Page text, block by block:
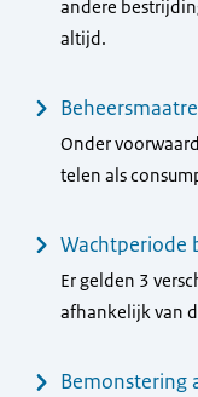
andere
altijd.
Onder
telen als
Wachtperiode
Er gelden 3
afhankelijk van
Bemonstering